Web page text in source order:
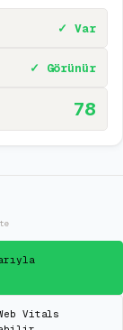
✓ Var
✓ Görünür
78
Vitals